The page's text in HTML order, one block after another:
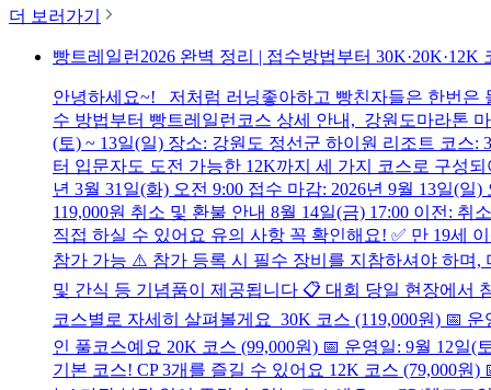
더 보러가기
빵트레일런2026 완벽 정리 | 접수방법부터 30K·20K·12K
안녕하세요~! 저처럼 러닝좋아하고 빵친자들은 한번
수 방법부터 빵트레일런코스 상세 안내, 강원도마라톤
(토) ~ 13일(일) 장소: 강원도 정선군 하이원 리조트 코스
터 입문자도 도전 가능한 12K까지 세 가지 코스로 구성
년 3월 31일(화) 오전 9:00 접수 마감: 2026년 9월 13일(
119,000원 취소 및 환불 안내 8월 14일(금) 17:00 이전:
직접 하실 수 있어요 유의 사항 꼭 확인해요! ✅ 만 19세
참가 가능 ⚠️ 참가 등록 시 필수 장비를 지참하셔야 하며,
및 간식 등 기념품이 제공됩니다 📋 대회 당일 현장에
코스별로 자세히 살펴볼게요 30K 코스 (119,000원) 📅
인 풀코스예요 20K 코스 (99,000원) 📅 운영일: 9월 12일
기본 코스! CP 3개를 즐길 수 있어요 12K 코스 (79,000원